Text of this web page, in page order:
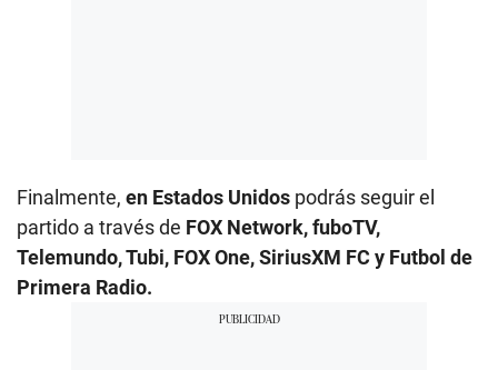
Finalmente, en Estados Unidos podrás seguir el
partido a través de FOX Network, fuboTV,
Telemundo, Tubi, FOX One, SiriusXM FC y Futbol de
Primera Radio.